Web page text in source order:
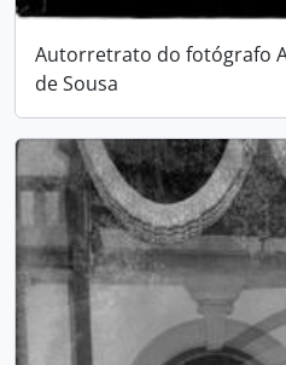
Autorretrato do fotógrafo
de Sousa